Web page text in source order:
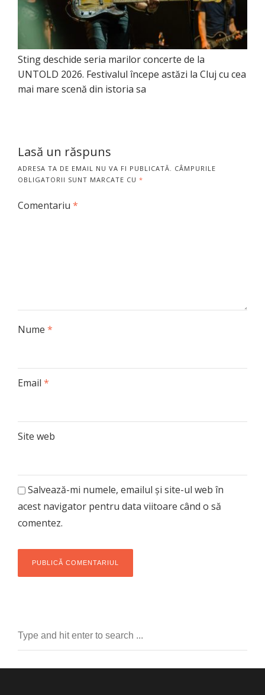
Sting deschide seria marilor concerte de la
UNTOLD 2026. Festivalul începe astăzi la Cluj cu cea
mai mare scenă din istoria sa
Lasă un răspuns
ADRESA TA DE EMAIL NU VA FI PUBLICATĂ.
CÂMPURILE
OBLIGATORII SUNT MARCATE CU *
Comentariu *
Nume *
Email *
Site web
Salvează-mi numele, emailul și site-ul web în
acest navigator pentru data viitoare când o să
comentez.